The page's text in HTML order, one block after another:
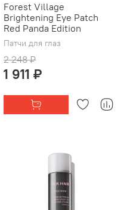
Forest Village
Brightening Eye Patch
Red Panda Edition
Патчи для глаз
2 248 ₽
1 911 ₽